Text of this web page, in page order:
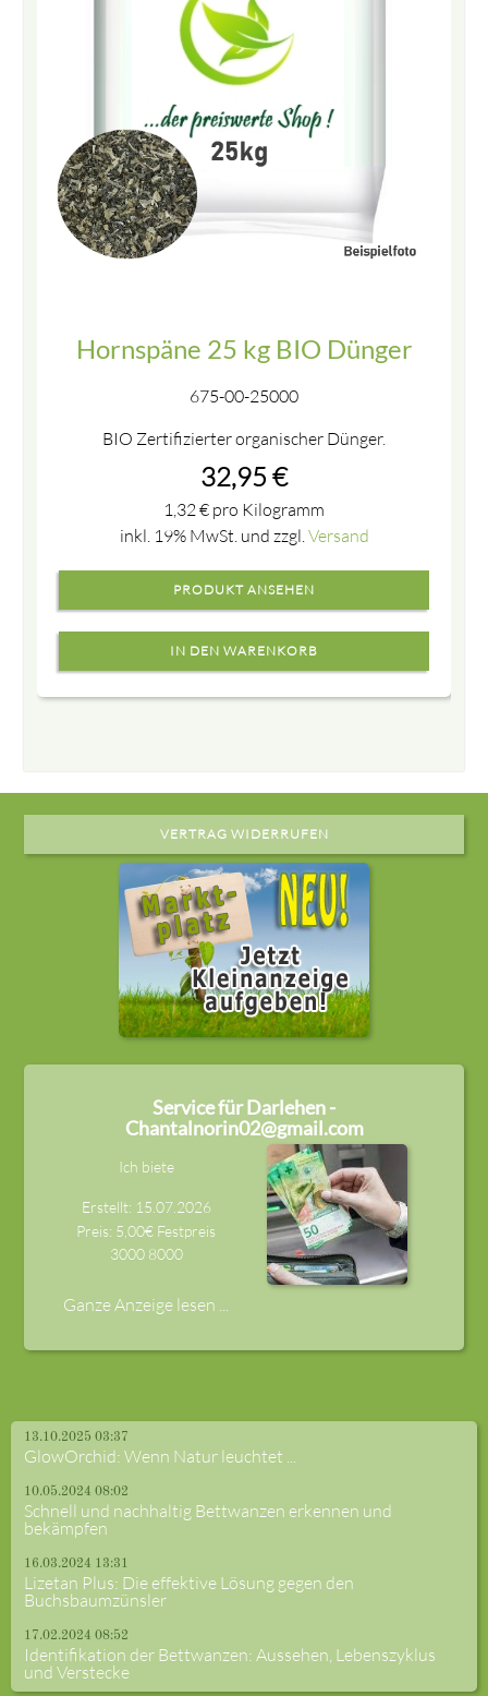
Hornspäne 25 kg BIO Dünger
675-00-25000
BIO Zertifizierter organischer Dünger.
32,95 €
1,32€ pro Kilogramm
inkl. 19% MwSt. und zzgl.Versand
PRODUKT ANSEHEN
VERTRAG WIDERRUFEN
Service für Darlehen -
Chantalnorin02@gmail.com
Ich biete
Erstellt: 15.07.2026
Preis: 5,00€ Festpreis
3000 8000
Ganze Anzeige lesen ...
13.10.2025 03:37
GlowOrchid: Wenn Natur leuchtet ...
10.05.2024 08:02
Schnell und nachhaltig Bettwanzen erkennen und
bekämpfen
16.03.2024 13:31
Lizetan Plus: Die effektive Lösung gegen den
Buchsbaumzünsler
17.02.2024 08:52
Identifikation der Bettwanzen: Aussehen, Lebenszyklus
und Verstecke